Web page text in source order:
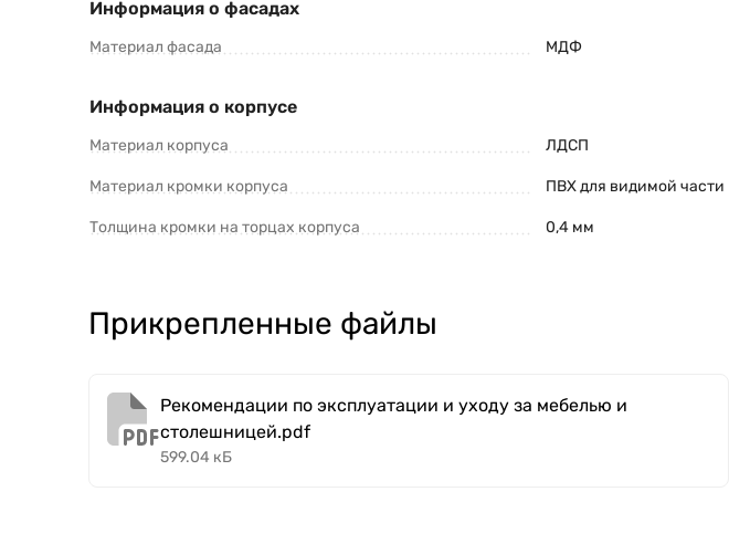
Информация о фасадах
Материал фасада МДФ
Информация о корпусе
Материал корпуса ЛДСП
Материал кромки корпуса ПВХ для видимой части
Толщина кромки на торцах корпуса 0,4 мм
Прикрепленные файлы
Рекомендации по эксплуатации и уходу за мебелью и
столешницей.pdf
599.04 кБ